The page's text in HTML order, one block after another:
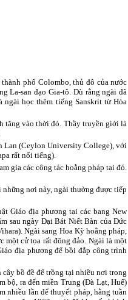
phố Colombo, thủ đô của nước
La-san đạo Gia-tô. Dù rằng ngài đã
ngài học thêm tiếng Sanskrit từ Hòa
tăng vào thời đó. Thầy truyền giới là
Lan (Ceylon University College), với
rất nổi tiếng).
gia các công tác hoằng pháp tại đó.
nơi này, ngài thường được tiếp
Giáo địa phương tại các bang New
sau ngày Đại Bát Niết Bàn của Đức
Ngài sang Hoa Kỳ hoằng pháp,
một cử tọa rất đông đảo. Ngài là một
địa phương để bồi đắp công trình
bồ đề để trồng tại nhiều nơi trong
bộ, ra đến miền Trung (Đà Lạt, Huế)
nhiều lần để thuyết pháp, hằng tuần